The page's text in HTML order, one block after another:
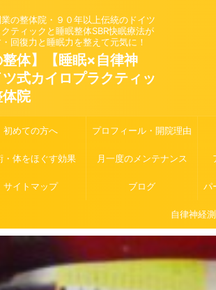
の整体院・９０年以上伝統のドイツ
ティックと睡眠整体SBR快眠療法が
回復力と睡眠力を整えて元気に！
整体】【睡眠×自律神
式カイロプラクティッ
院
初めての方へ プロフィール・開院理由
・体をほぐす効果 月一度のメンテナンス
サイトマップ ブログ パ
自律神経